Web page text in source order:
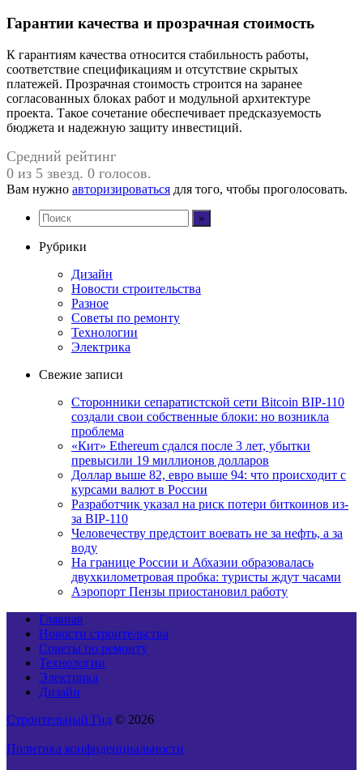
Гарантии качества и прозрачная стоимость
К гарантиям качества относится стабильность работы,
соответствие спецификациям и отсутствие скрытых
платежей. Прозрачная стоимость строится на заранее
согласованных блоках работ и модульной архитектуре
проекта. Такое сочетание обеспечивает предсказуемость
бюджета и надежную защиту инвестиций.
Средний рейтинг
0 из 5 звезд. 0 голосов.
Вам нужно авторизироваться для того, чтобы проголосовать.
Рубрики
Дизайн
Новости строительства
Разное
Советы по ремонту
Технологии
Электрика
Свежие записи
Сторонники сепаратистской сети Bitcoin BIP-110
создали свои собственные блоки: но возникла
проблема
«Кит» Ethereum сдался после 3 лет, убытки
превысили 19 миллионов долларов
Доллар выше 82, евро выше 94: что происходит с
курсами валют в России
Разработчик указал на риск потери биткоинов из-
за BIP-110
Человечеству предстоит воевать не за нефть, а за
воду
На границе России и Абхазии образовалась
двухкилометровая пробка: туристы ждут часами
Аэропорт Пензы приостановил работу
Главная
Новости строительства
Советы по ремонту
Технологии
Электрика
Дизайн
Строительный Гид © 2026
Политика конфиденциальности